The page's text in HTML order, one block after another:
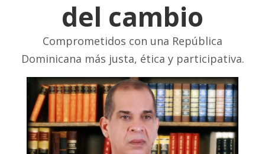
del cambio
Comprometidos con una República
Dominicana más justa, ética y participativa.